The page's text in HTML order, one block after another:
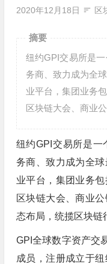
2020年12月18日 区
摘要
纽约GPI交易所是
务商、致力成为全
业平台，集团业务
区块链大会、商业
纽约GPI交易所是一
务商、致力成为全
业平台，集团业务
区块链大会、商业
态布局，统揽区块链
GPI全球数字资产交
成员，注册成立于